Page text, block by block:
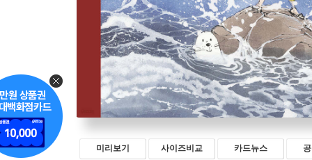
미리보기 사이즈비교 카드뉴스